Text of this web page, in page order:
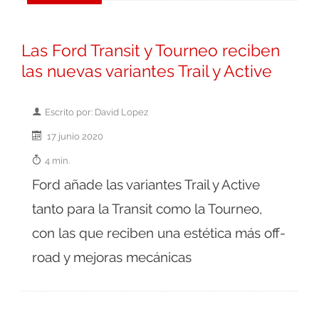
Las Ford Transit y Tourneo reciben
las nuevas variantes Trail y Active
Escrito por: David Lopez
17 junio 2020
4 min.
Ford añade las variantes Trail y Active
tanto para la Transit como la Tourneo,
con las que reciben una estética más off-
road y mejoras mecánicas